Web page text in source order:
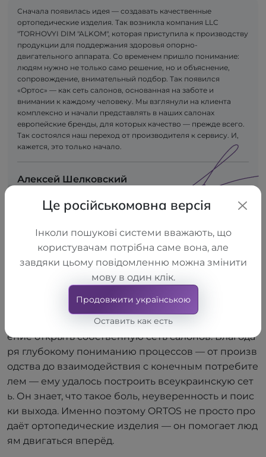
Сначала появилась идея — создавать качественные
ортопедические изделия. Так возникла компания LLC
"TORHOVYI DIM "ALKOM", которая приступила к производству
продукции для поддержания здоровья опорно-
двигательного аппарата. Со временем пришло понимание:
людям нужно не только само решение, но и объяснение,
сопровождение, внимательный подбор. Так появился
«Ортос» — как сеть салонов, основанная на заботе и
внимании к каждому человеку. Мы взглянули на клиента
комплексно и начали представлять в наших салонах
европейские бренды, для которых качество — прежде всего.
Так состоялся наш переход от производителя к сервису. И,
кажется, это только начало.
Алексей Шелковский
Сооснователь
Алексей Шелковский
Алексей Шелковский — сооснователь и идейный
вдохновитель сети ортопедических салонов ORT
OS. Имея медицинское и экономическое образов
ание, он создавал ORTOS не как бизнес, а как мест
о, где людям действительно помогают. В 2012 году,
имея крупное производственное предприятие LL
C "TORHOVYI DIM "ALKOM", он первым принял реш
ение открыть собственную сеть салонов. Благода
ря глубокому пониманию процессов — от произв
одства до взаимодействия с конечным потребите
лем — ему удалось построить всеукраинскую сет
ь. Он знает, что такое боль, неуверенность и поис
ки выхода. Именно поэтому ORTOS не просто про
даёт ортопедические изделия — он помогает люд
ям двигаться вперёд.
Це російськомовна версія
Інколи пошукові системи вважають, що
користувачам потрібна саме вона, але
завдяки цьому повідомленню можна змінити
мову в один клік.
Продовжити українською
Оставить как есть